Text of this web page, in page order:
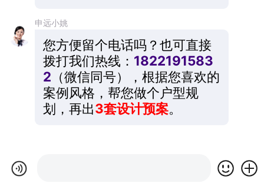
申远小姚
您方便留个电话吗？也可直接
拨打我们热线： 1822191583
2 （微信同号），根据您喜欢的
案例风格，帮您做个户型规
划，再出3套设计预案。